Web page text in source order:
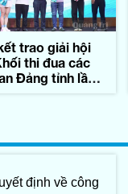
trao giải hội
thi đua các
Đảng tỉnh lần
định về công